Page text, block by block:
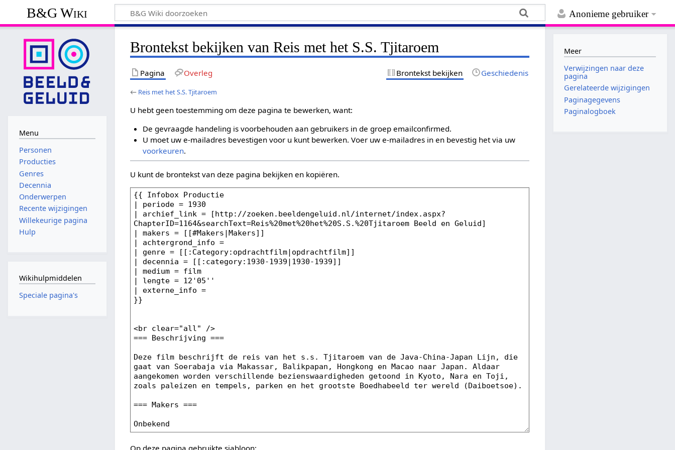
Anonieme gebruiker
B&G Wiki
Brontekst bekijken van Reis met het S.S. Tjitaroem
Pagina Overleg Brontekst bekijken Geschiedenis
← Reis met het S.S. Tjitaroem
U hebt geen toestemming om deze pagina te bewerken, want:
De gevraagde handeling is voorbehouden aan gebruikers in de groep emailconfirmed.
U moet uw e-mailadres bevestigen voor u kunt bewerken. Voer uw e-mailadres in en bevestig het via uw
voorkeuren.
U kunt de brontekst van deze pagina bekijken en kopiëren.
Op deze pagina gebruikte sjabloon:
Menu
Personen
Producties
Genres
Decennia
Onderwerpen
Recente wijzigingen
Willekeurige pagina
Hulp
Wikihulpmiddelen
Speciale pagina's
Meer
Verwijzingen naar deze
pagina
Gerelateerde wijzigingen
Paginagegevens
Paginalogboek